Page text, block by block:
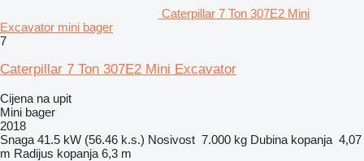
Caterpillar 7 Ton 307E2 Mini
Excavator mini bager
7
Caterpillar 7 Ton 307E2 Mini Excavator
Cijena na upit
Mini bager
2018
Snaga 41.5 kW (56.46 k.s.) Nosivost 7.000 kg Dubina kopanja 4,07
m Radijus kopanja 6,3 m